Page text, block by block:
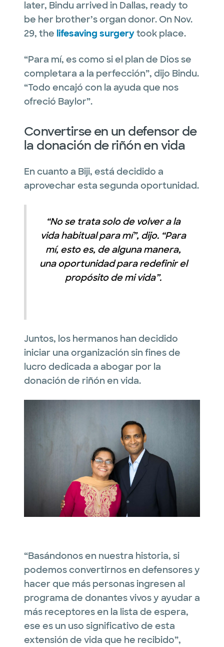
later, Bindu arrived in Dallas, ready to
be her brother’s organ donor. On Nov.
29, the lifesaving surgerytook place.
“Para mí, es como si el plan de Dios se
completara a la perfección”, dijo Bindu.
“Todo encajó con la ayuda que nos
ofreció Baylor”.
Convertirse en un defensor de
la donación de riñón en vida
En cuanto a Biji, está decidido a
aprovechar esta segunda oportunidad.
“No se trata solo de volver a la
vida habitual para mí”, dijo. “Para
mí, esto es, de alguna manera,
una oportunidad para redefinir el
propósito de mi vida”.
Juntos, los hermanos han decidido
iniciar una organización sin fines de
lucro dedicada a abogar por la
donación de riñón en vida.
“Basándonos en nuestra historia, si
podemos convertirnos en defensores y
hacer que más personas ingresen al
programa de donantes vivos y ayudar a
más receptores en la lista de espera,
ese es un uso significativo de esta
extensión de vida que he recibido”,